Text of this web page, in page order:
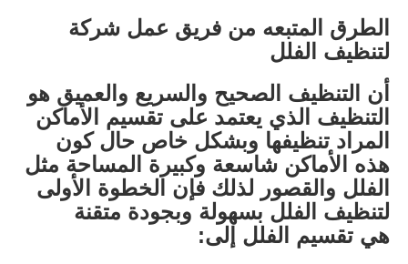
الطرق المتبعه من فريق عمل شركة
لتنظيف الفلل
أن التنظيف الصحيح والسريع والعميق هو
التنظيف الذي يعتمد على تقسيم الأماكن
المراد تنظيفها وبشكل خاص حال كون
هذه الأماكن شاسعة وكبيرة المساحة مثل
الفلل والقصور لذلك فإن الخطوة الأولى
لتنظيف الفلل بسهولة وبجودة متقنة
هي تقسيم الفلل إلى: